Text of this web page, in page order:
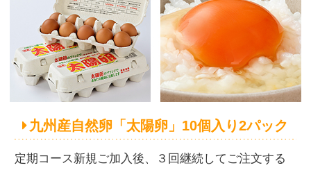
九州産自然卵「太陽卵」10個入り2パック
定期コース新規ご加入後、３回継続してご注文する